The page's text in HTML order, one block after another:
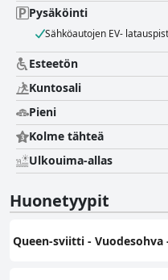
Pysäköinti
Sähköautojen EV-
Esteetön
Kuntosali
Pieni
Kolme tähteä
Ulkouima-allas
Huonetyypit
Queen-sviitti - Vuodesohva